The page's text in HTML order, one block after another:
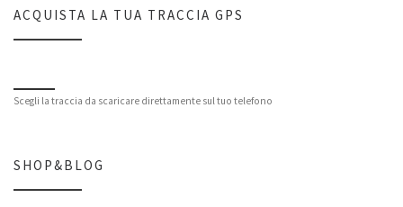
ACQUISTA LA TUA TRACCIA GPS
Scegli la traccia da scaricare direttamente sul tuo telefono
SHOP&BLOG